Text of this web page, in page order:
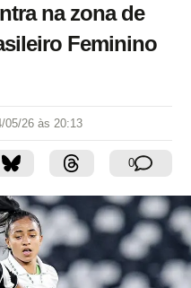
na zona de
Feminino
05/26 às 20:13
0